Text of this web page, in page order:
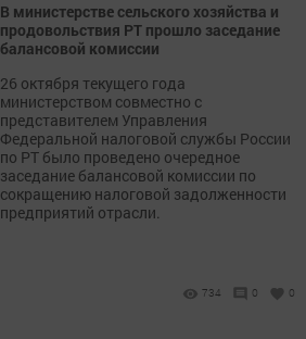
В министерстве сельского хозяйства и
продовольствия РТ прошло заседание
балансовой комиссии
26 октября текущего года
министерством совместно с
представителем Управления
Федеральной налоговой службы России
по РТ было проведено очередное
заседание балансовой комиссии по
сокращению налоговой задолженности
предприятий отрасли.
734 0 0